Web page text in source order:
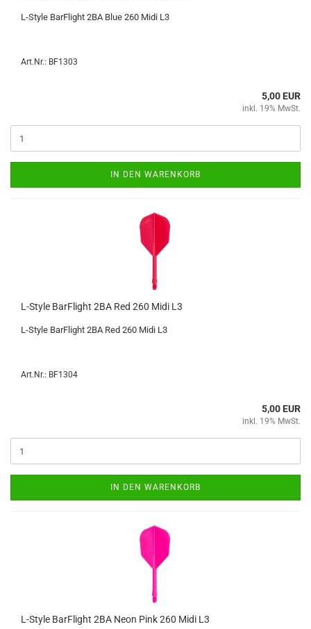
L-​Style Bar­F­light 2BA Blue 260 Midi L3
Art.Nr.: BF1303
5,00 EUR
inkl. 19% MwSt.
IN DEN WARENKORB
L-​Style Bar­F­light 2BA Red 260 Midi L3
L-​Style Bar­F­light 2BA Red 260 Midi L3
Art.Nr.: BF1304
5,00 EUR
inkl. 19% MwSt.
IN DEN WARENKORB
L-​Style Bar­F­light 2BA Neon Pink 260 Midi L3